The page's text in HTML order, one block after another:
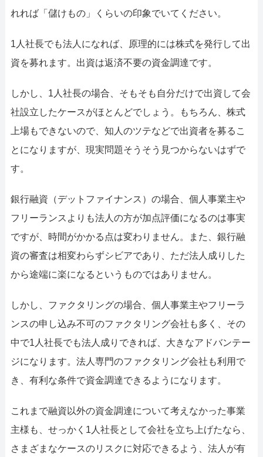
れれば「儲けもの」くらいの印象でいてください。
1人社長でも法人になれば、原理的には株式を発行して出
資を募れます。出資は返済不要の資金調達です。
しかし、1人社長の場合、そもそも自分だけで出資して会
社設立したケースがほとんどでしょう。もちろん、株式
上場もできないので、知人のツテなどで出資者を募るこ
とになりますが、現実問題そうそう見つからないはずで
す。
銀行融資（デットファイナンス）の場合、個人事業主や
フリーランスよりも法人の方が加点評価になるのは事実
ですが、時間がかかる点は変わりません。また、銀行融
資の審査は相変わらずシビアであり、ただ法人成りした
から途端に楽になるというものではありません。
しかし、ファクタリングの場合、個人事業主やフリーラ
ンスの申し込み不可のファクタリング会社も多く、その
中で1人社長でも法人成りできれば、大きなアドバンテー
ジになります。法人専門のファクタリング会社も利用で
き、有利な条件で資金調達できるようになります。
これまで融資以外の資金調達について考えなかった事業
主様も、せっかく1人社長として会社を立ち上げたなら、
さまざまなケースのリスクに対応できるよう、法人が有